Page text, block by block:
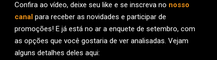
Confira ao vídeo, deixe seu like e se inscreva no nosso
canal para receber as novidades e participar de
promoções! E já está no ar a enquete de setembro, com
as opções que você gostaria de ver analisadas. Vejam
alguns detalhes deles aqui: